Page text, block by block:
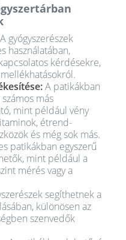
A gyógyszerészek
használatában,
kérdésekre,
A patikákban
más
mint például vény
étrend-
és még sok más.
patikákban egyszerű
mint például a
mérés vagy a
segíthetnek a
különösen az
szenvedők